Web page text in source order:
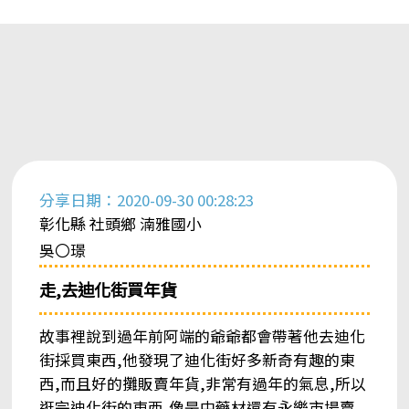
分享日期：2020-09-30 00:28:23
彰化縣 社頭鄉 湳雅國小
吳〇璟
走,去迪化街買年貨
故事裡說到過年前阿端的爺爺都會帶著他去迪化
街採買東西,他發現了迪化街好多新奇有趣的東
西,而且好的攤販賣年貨,非常有過年的氣息,所以